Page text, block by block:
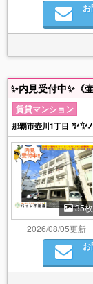
賃貸マンション
那覇市壺川1丁目 ✨✨
35枚
2026/08/05更新